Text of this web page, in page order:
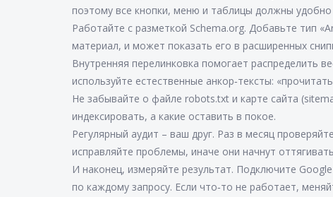
поэтому все кнопки, меню и таблицы должны
Работайте с разметкой Schema.org. Добавьте тип
материал, и может показать его в расширенных
Внутренняя перелинковка помогает распределить
используйте естественные анкор‑тексты:
Не забывайте о файле robots.txt и карте сайта
индексировать, а какие оставить в покое.
Регулярный аудит – ваш друг. Раз в месяц
исправляйте проблемы, иначе они начнут
И наконец, измеряйте результат. Подключите
по каждому запросу. Если что‑то не работает,